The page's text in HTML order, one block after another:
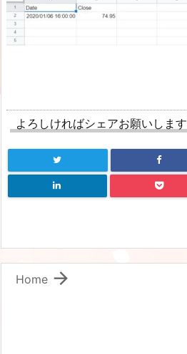
よろしければシェアお願いします

Home